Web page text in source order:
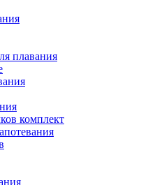
плавания
комплект